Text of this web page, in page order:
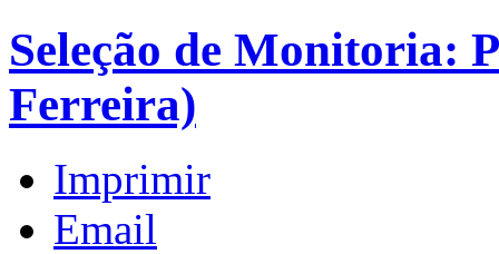
Seleção de Monitoria:
Ferreira)
Imprimir
Email